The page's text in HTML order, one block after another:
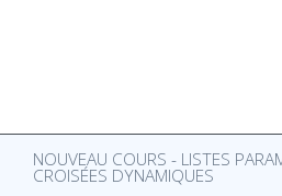
NOUVEAU COURS - LISTES
CROISÉES DYNAMIQUES